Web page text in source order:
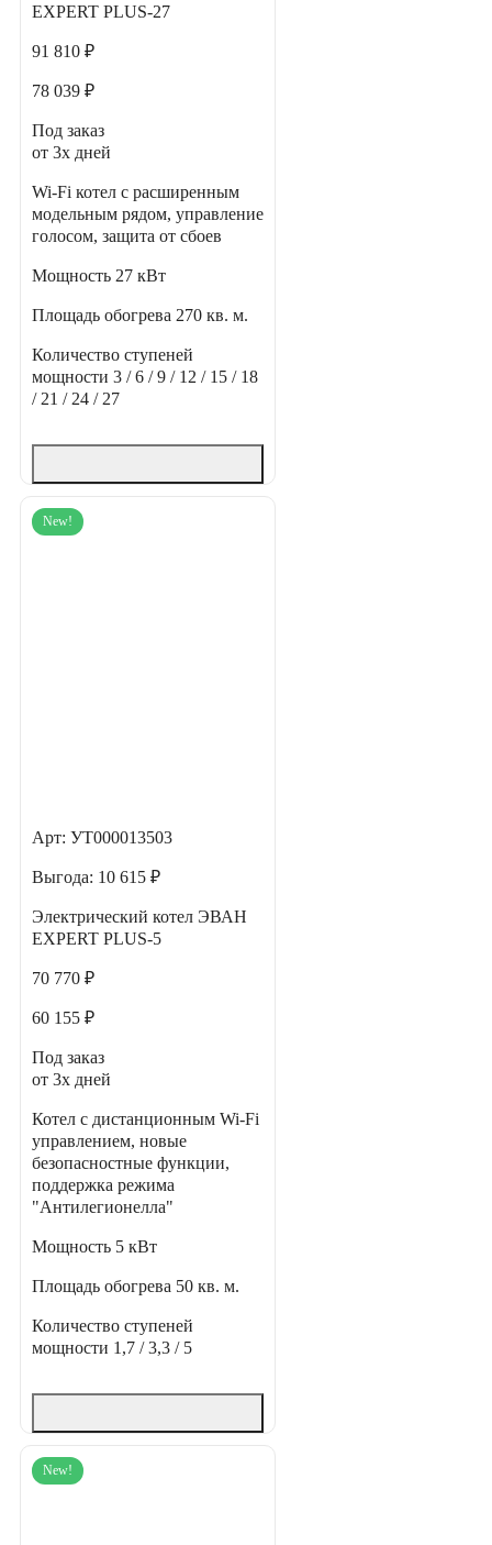
EXPERT PLUS-27
91 810 ₽
78 039 ₽
Под заказ
от 3х дней
Wi-Fi котел с расширенным
модельным рядом, управление
голосом, защита от сбоев
Мощность 27 кВт
Площадь обогрева 270 кв. м.
Количество ступеней
мощности 3 / 6 / 9 / 12 / 15 / 18
/ 21 / 24 / 27
New!
Арт: УТ000013503
Выгода: 10 615 ₽
Электрический котел ЭВАН
EXPERT PLUS-5
70 770 ₽
60 155 ₽
Под заказ
от 3х дней
Котел с дистанционным Wi-Fi
управлением, новые
безопасностные функции,
поддержка режима
"Антилегионелла"
Мощность 5 кВт
Площадь обогрева 50 кв. м.
Количество ступеней
мощности 1,7 / 3,3 / 5
New!